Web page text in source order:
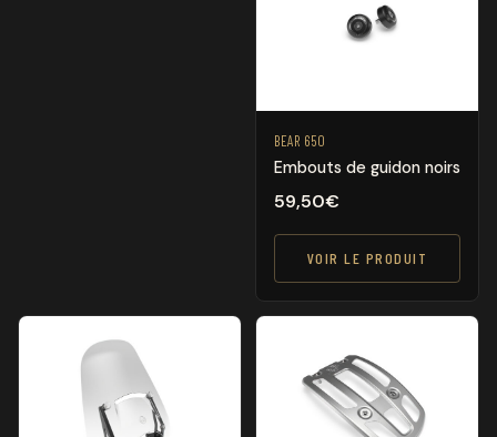
BEAR 650
Embouts de guidon noirs
59,50€
VOIR LE PRODUIT